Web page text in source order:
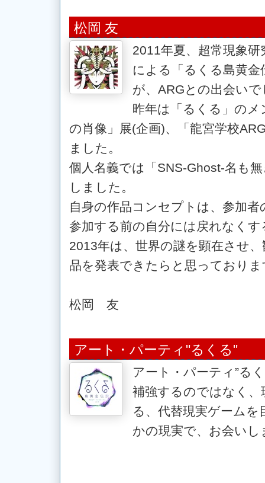
松岡 友
2011年夏、超常現象
による「るくる島黄
が、ARGとの出会いで
昨年は「るくる」の
の肖像」展(企画)、「龍宮学校
ました。
個人名義では「SNS-Ghost-名も
しました。
自身の作品コンセプトは、参加
参加する前の自分には戻れなく
2013年は、世界の謎を顕在させ
品を発表できたらと思っておりま
松岡 友
アート・パーティ"るくる"
アート・パーティ”る
補強するのではなく
る、代替現実ゲーム
かの現実で、お会いし